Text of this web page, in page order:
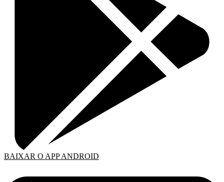
BAIXAR O APP ANDROID